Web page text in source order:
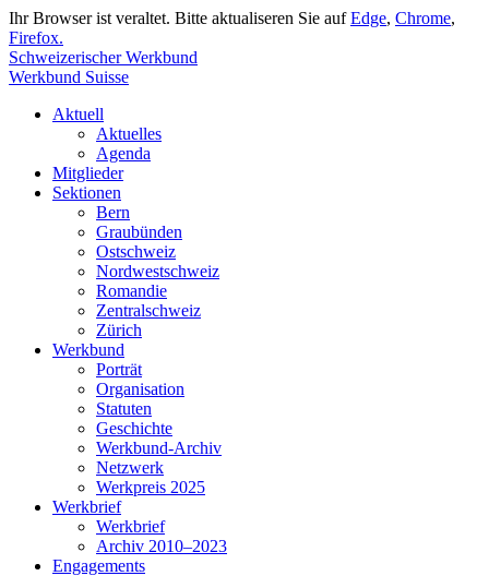
Ihr Browser ist veraltet. Bitte aktualiseren Sie aufEdge, Chrome,
Firefox.
Schweizerischer Werkbund
Werkbund Suisse
Aktuell
Aktuelles
Agenda
Mitglieder
Sektionen
Bern
Graubünden
Ostschweiz
Nordwestschweiz
Romandie
Zentralschweiz
Zürich
Werkbund
Porträt
Organisation
Statuten
Geschichte
Werkbund-Archiv
Netzwerk
Werkpreis 2025
Werkbrief
Werkbrief
Archiv 2010–2023
Engagements